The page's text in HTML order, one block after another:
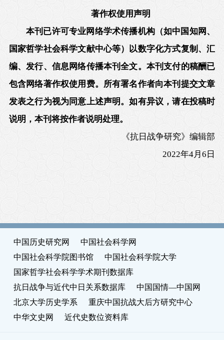
著作权使用声明
本刊已许可专业网络学术传播机构（如中国知网、
国家哲学社会科学文献中心等）以数字化方式复制、汇
编、发行、信息网络传播本刊全文。本刊支付的稿酬已
包含网络著作权使用费。所有署名作者向本刊提交文章
发表之行为视为同意上述声明。如有异议，请在投稿时
说明，本刊将按作者说明处理。
《抗日战争研究》编辑部
2022年4月6日
中国历史研究网
中国社会科学网
中国社会科学院图书馆
中国社会科学院大学
国家哲学社会科学学术期刊数据库
抗日战争与近代中日关系数据库
中国国情—中国网
北京大学历史学系
重庆中国抗战大后方研究中心
中华文史网
近代史数位资料库